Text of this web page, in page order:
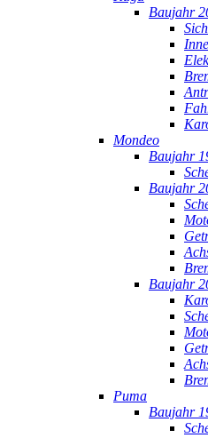
Baujahr
Mondeo
Baujahr
Baujahr
Baujahr
Puma
Baujahr